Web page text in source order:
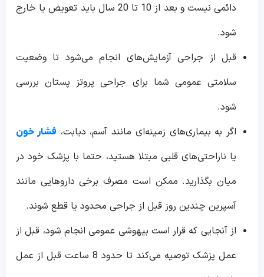
دائمی نیست و بعد از 10 تا 20 سال باید تعویض یا خارج
شود.
قبل از جراحی آزمایش‌های انجام می‌شود تا وضعیت
سلامتی عمومی شما برای جراحی پروتز پستان بررسی
شود.
اگر به بیماری‌های زمینه‌ای مانند آسم، دیابت، فشار خون
یا ناراحتی‌های قلبی مبتلا هستید، حتما با پزشک خود در
میان بگذارید. ممکن است مصرف برخی داروهایی مانند
آسپرین چندین روز قبل از جراحی محدود یا قطع شوند.
از آنجایی که قرار است بیهوشی عمومی انجام شود، قبل از
عمل پزشک توصیه می‌کند تا حدود 8 ساعت قبل از عمل